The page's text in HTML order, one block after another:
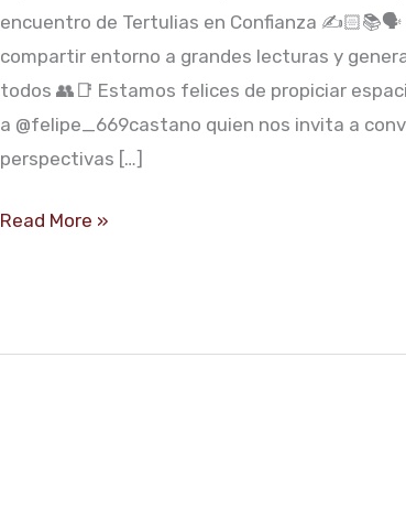
encuentro de Tertulias en Confianza ✍️🏻📚🗣
compartir entorno a grandes lecturas y
todos 👥️📑 Estamos felices de propiciar
a @felipe_669castano quien nos invita a
perspectivas […]
Read More »